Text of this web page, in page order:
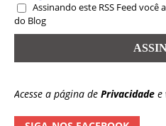
Assinando este RSS Feed
do Blog
Acesse a página de Privacidade e